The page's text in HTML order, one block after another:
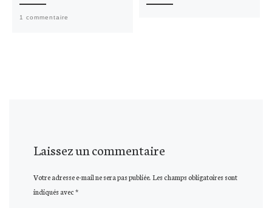
1 commentaire
Laissez un commentaire
Votre adresse e-mail ne sera pas publiée.Les champs obligatoires sont
indiqués avec*